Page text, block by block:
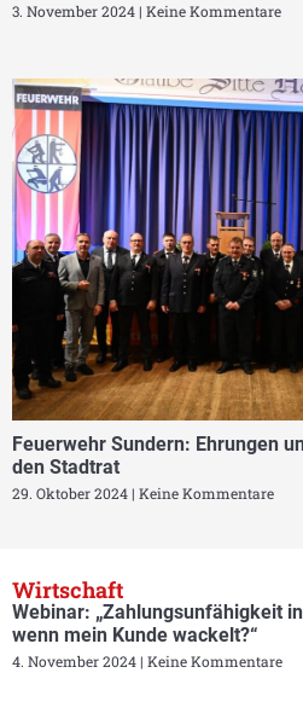
3. November 2024 Keine Kommentare
Feuerwehr Sundern: Ehrungen
den Stadtrat
29. Oktober 2024 Keine Kommentare
Wirtschaft
Webinar: „Zahlungsunfähigkeit
wenn mein Kunde wackelt?“
4. November 2024 Keine Kommentare